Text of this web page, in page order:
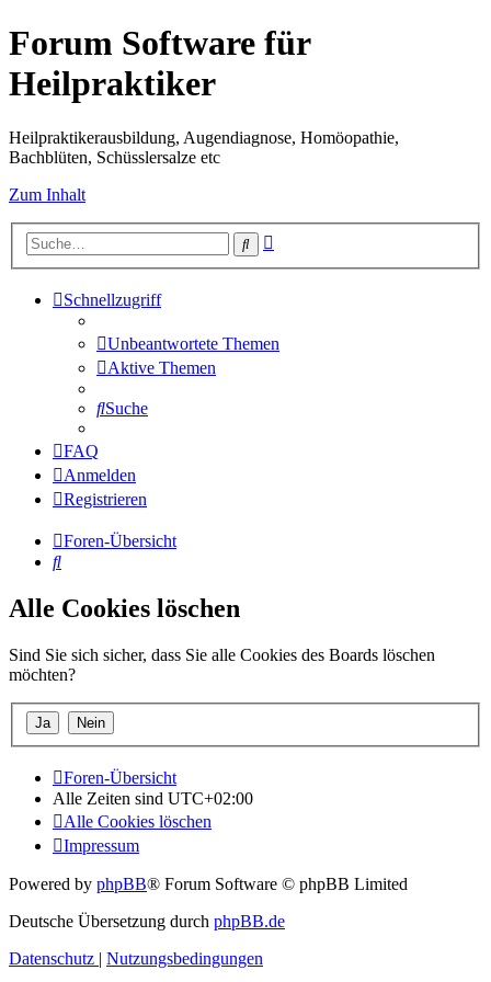
Forum Software für
Heilpraktiker
Heilpraktikerausbildung, Augendiagnose, Homöopathie,
Bachblüten, Schüsslersalze etc
Zum Inhalt
Suche
Schnellzugriff
Unbeantwortete Themen
Aktive Themen
Suche
FAQ
Anmelden
Registrieren
Foren-Übersicht
Suche
Alle Cookies löschen
Sind Sie sich sicher, dass Sie alle Cookies des Boards löschen
möchten?
Foren-Übersicht
Alle Zeiten sind UTC+02:00
Alle Cookies löschen
Impressum
Powered by phpBB® Forum Software © phpBB Limited
Deutsche Übersetzung durch phpBB.de
Datenschutz | Nutzungsbedingungen